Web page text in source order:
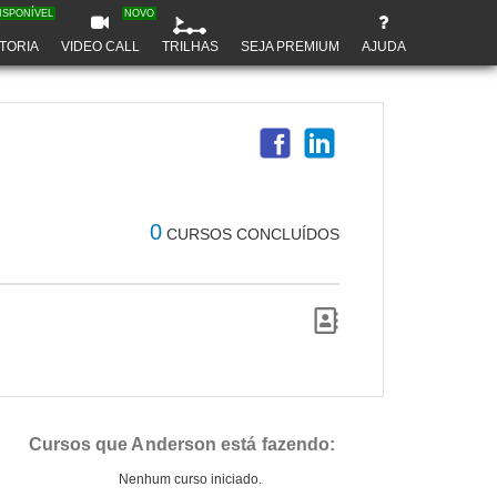
VIDEO CALL
NOVO
TRILHAS SEJA PREMIUM AJUDA
0 CURSOS CONCLUÍDOS
Cursos que Anderson está fazendo:
Nenhum curso iniciado.